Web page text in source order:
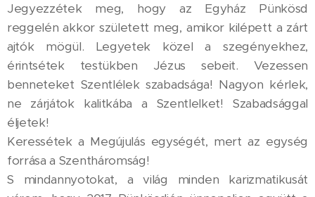
Jegyezzétek meg, hogy az Egyház Pünkösd
reggelén akkor született meg, amikor kilépett a zárt
ajtók mögül. Legyetek közel a szegényekhez,
érintsétek testükben Jézus sebeit. Vezessen
benneteket Szentlélek szabadsága! Nagyon kérlek,
ne zárjátok kalitkába a Szentlelket! Szabadsággal
éljetek!
Keressétek a Megújulás egységét, mert az egység
forrása a Szentháromság!
S mindannyotokat, a világ minden karizmatikusát